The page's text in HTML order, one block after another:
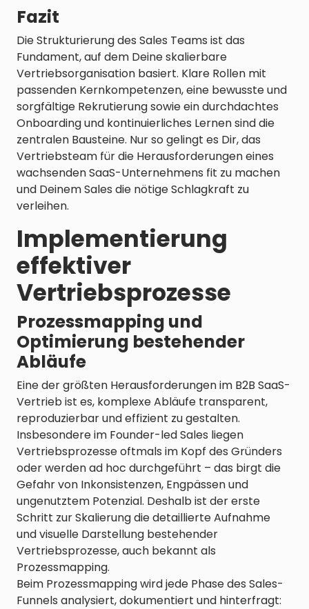
Fazit
Die Strukturierung des Sales Teams ist das
Fundament, auf dem Deine skalierbare
Vertriebsorganisation basiert. Klare Rollen mit
passenden Kernkompetenzen, eine bewusste und
sorgfältige Rekrutierung sowie ein durchdachtes
Onboarding und kontinuierliches Lernen sind die
zentralen Bausteine. Nur so gelingt es Dir, das
Vertriebsteam für die Herausforderungen eines
wachsenden SaaS-Unternehmens fit zu machen
und Deinem Sales die nötige Schlagkraft zu
verleihen.
Implementierung
effektiver
Vertriebsprozesse
Prozessmapping und
Optimierung bestehender
Abläufe
Eine der größten Herausforderungen im B2B SaaS-
Vertrieb ist es, komplexe Abläufe transparent,
reproduzierbar und effizient zu gestalten.
Insbesondere im Founder-led Sales liegen
Vertriebsprozesse oftmals im Kopf des Gründers
oder werden ad hoc durchgeführt – das birgt die
Gefahr von Inkonsistenzen, Engpässen und
ungenutztem Potenzial. Deshalb ist der erste
Schritt zur Skalierung die detaillierte Aufnahme
und visuelle Darstellung bestehender
Vertriebsprozesse, auch bekannt als
Prozessmapping.
Beim Prozessmapping wird jede Phase des Sales-
Funnels analysiert, dokumentiert und hinterfragt: